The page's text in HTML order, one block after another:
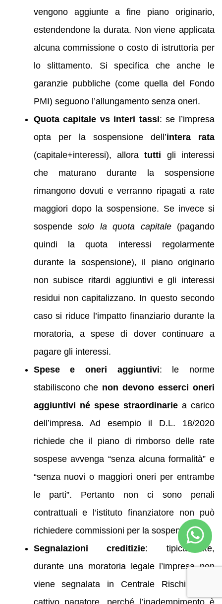
vengono aggiunte a fine piano originario,
estendendone la durata. Non viene applicata
alcuna commissione o costo di istruttoria per
lo slittamento. Si specifica che anche le
garanzie pubbliche (come quella del Fondo
PMI) seguono l’allungamento senza oneri.
Quota capitale vs interi tassi: se l’impresa
opta per la sospensione dell’intera rata
(capitale+interessi), alloratutti gli interessi
che maturano durante la sospensione
rimangono dovuti e verranno ripagati a rate
maggiori dopo la sospensione. Se invece si
sospendesolo la quota capitale(pagando
quindi la quota interessi regolarmente
durante la sospensione), il piano originario
non subisce ritardi aggiuntivi e gli interessi
residui non capitalizzano. In questo secondo
caso si riduce l’impatto finanziario durante la
moratoria, a spese di dover continuare a
pagare gli interessi.
Spese e oneri aggiuntivi: le norme
stabiliscono che non devono esserci oneri
aggiuntivi né spese straordinariea carico
dell’impresa. Ad esempio il D.L. 18/2020
richiede che il piano di rimborso delle rate
sospese avvenga “senza alcuna formalità” e
“senza nuovi o maggiori oneri per entrambe
le parti”. Pertanto non ci sono penali
contrattuali e l’istituto finanziatore non può
richiedere commissioni per la sospensione.
Segnalazioni creditizie: tipicamente,
durante una moratoria legale l’impresa non
viene segnalata in Centrale Rischi come